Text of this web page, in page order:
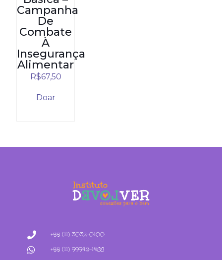
Campanha
De
Combate
À
Insegurança
Alimentar
R$67,50
Doar
+55 (11) 3032-0100
+55 (11) 99942-1488